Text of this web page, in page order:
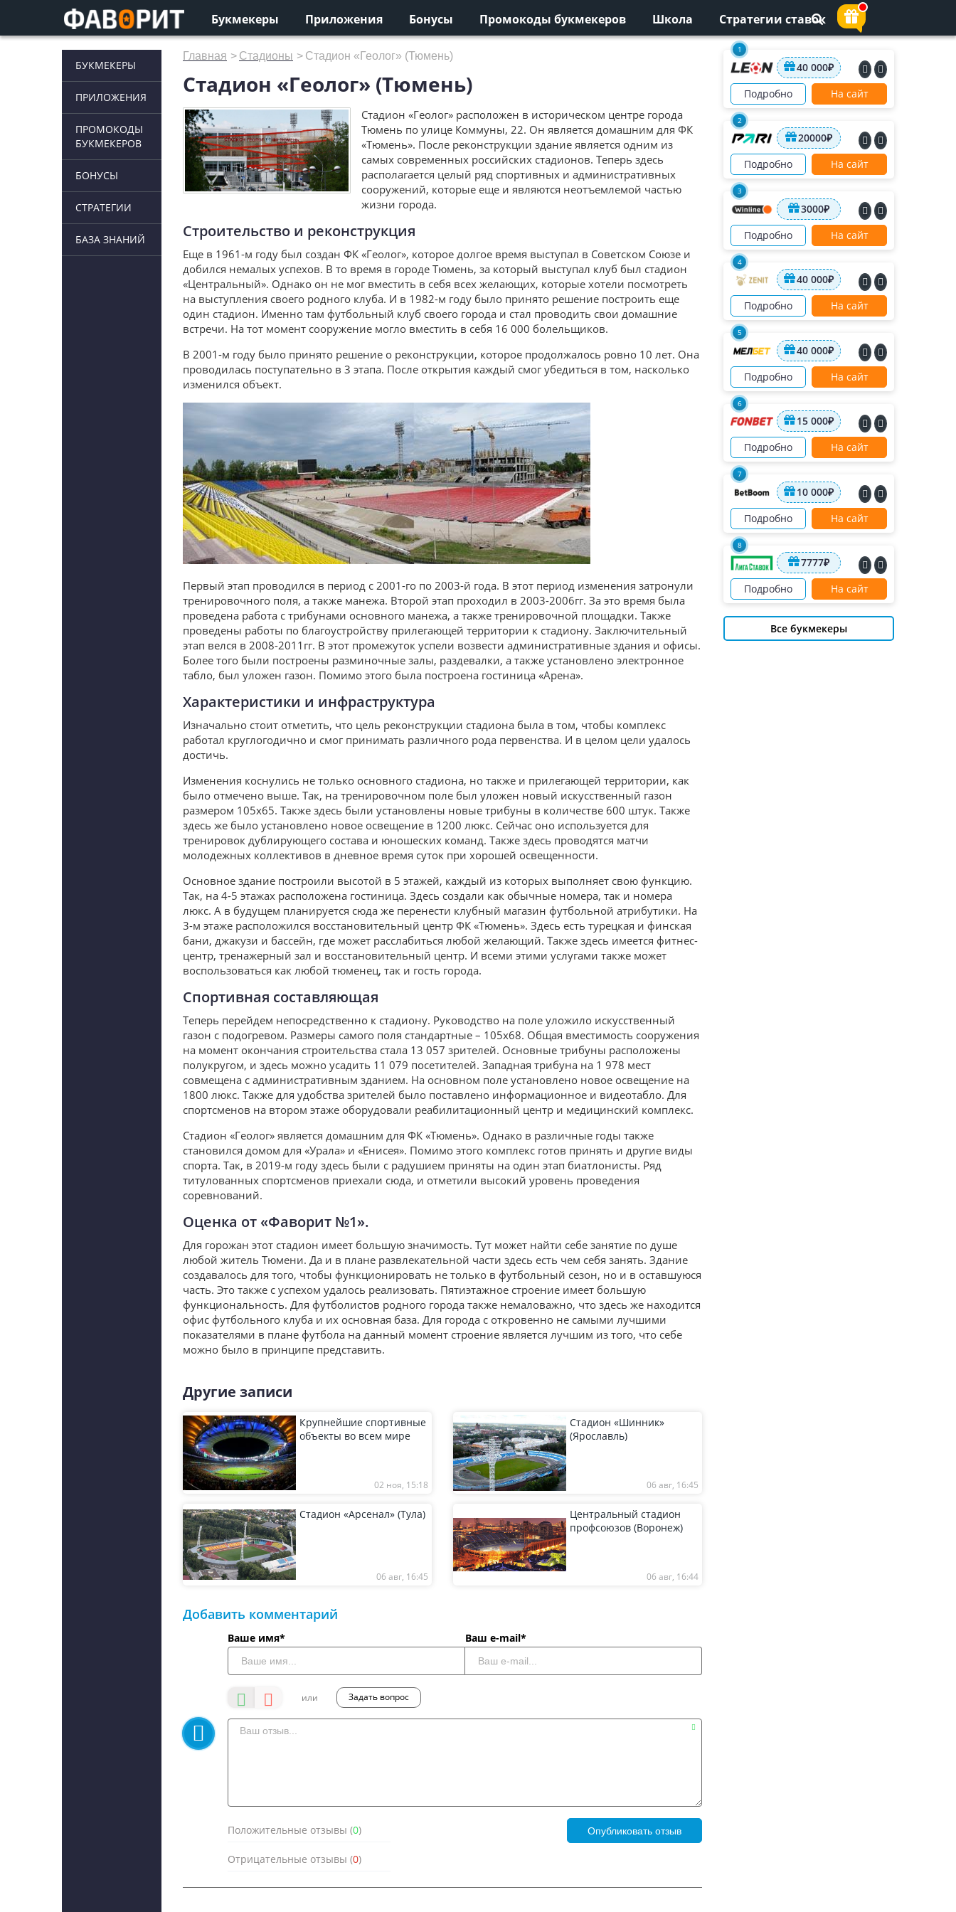
Букмекеры Приложения Бонусы Промокоды букмекеров Школа Стратегии ставок
БУКМЕКЕРЫ
ПРИЛОЖЕНИЯ
ПРОМОКОДЫ
БУКМЕКЕРОВ
БОНУСЫ
СТРАТЕГИИ
БАЗА ЗНАНИЙ
Главная > Стадионы > Стадион «Геолог» (Тюмень)
Стадион «Геолог» (Тюмень)
Стадион «Геолог» расположен в историческом центре города
Тюмень по улице Коммуны, 22. Он является домашним для ФК
«Тюмень». После реконструкции здание является одним из
самых современных российских стадионов. Теперь здесь
располагается целый ряд спортивных и административных
сооружений, которые еще и являются неотъемлемой частью
жизни города.
Строительство и реконструкция
Еще в 1961-м году был создан ФК «Геолог», которое долгое время выступал в Советском Союзе и
добился немалых успехов. В то время в городе Тюмень, за который выступал клуб был стадион
«Центральный». Однако он не мог вместить в себя всех желающих, которые хотели посмотреть
на выступления своего родного клуба. И в 1982-м году было принято решение построить еще
один стадион. Именно там футбольный клуб своего города и стал проводить свои домашние
встречи. На тот момент сооружение могло вместить в себя 16 000 болельщиков.
В 2001-м году было принято решение о реконструкции, которое продолжалось ровно 10 лет. Она
проводилась поступательно в 3 этапа. После открытия каждый смог убедиться в том, насколько
изменился объект.
Первый этап проводился в период с 2001-го по 2003-й года. В этот период изменения затронули
тренировочного поля, а также манежа. Второй этап проходил в 2003-2006гг. За это время была
проведена работа с трибунами основного манежа, а также тренировочной площадки. Также
проведены работы по благоустройству прилегающей территории к стадиону. Заключительный
этап велся в 2008-2011гг. В этот промежуток успели возвести административные здания и офисы.
Более того были построены разминочные залы, раздевалки, а также установлено электронное
табло, был уложен газон. Помимо этого была построена гостиница «Арена».
Характеристики и инфраструктура
Изначально стоит отметить, что цель реконструкции стадиона была в том, чтобы комплекс
работал круглогодично и смог принимать различного рода первенства. И в целом цели удалось
достичь.
Изменения коснулись не только основного стадиона, но также и прилегающей территории, как
было отмечено выше. Так, на тренировочном поле был уложен новый искусственный газон
размером 105х65. Также здесь были установлены новые трибуны в количестве 600 штук. Также
здесь же было установлено новое освещение в 1200 люкс. Сейчас оно используется для
тренировок дублирующего состава и юношеских команд. Также здесь проводятся матчи
молодежных коллективов в дневное время суток при хорошей освещенности.
Основное здание построили высотой в 5 этажей, каждый из которых выполняет свою функцию.
Так, на 4-5 этажах расположена гостиница. Здесь создали как обычные номера, так и номера
люкс. А в будущем планируется сюда же перенести клубный магазин футбольной атрибутики. На
3-м этаже расположился восстановительный центр ФК «Тюмень». Здесь есть турецкая и финская
бани, джакузи и бассейн, где может расслабиться любой желающий. Также здесь имеется фитнес-
центр, тренажерный зал и восстановительный центр. И всеми этими услугами также может
воспользоваться как любой тюменец, так и гость города.
Спортивная составляющая
Теперь перейдем непосредственно к стадиону. Руководство на поле уложило искусственный
газон с подогревом. Размеры самого поля стандартные – 105х68. Общая вместимость сооружения
на момент окончания строительства стала 13 057 зрителей. Основные трибуны расположены
полукругом, и здесь можно усадить 11 079 посетителей. Западная трибуна на 1 978 мест
совмещена с административным зданием. На основном поле установлено новое освещение на
1800 люкс. Также для удобства зрителей было поставлено информационное и видеотабло. Для
спортсменов на втором этаже оборудовали реабилитационный центр и медицинский комплекс.
Стадион «Геолог» является домашним для ФК «Тюмень». Однако в различные годы также
становился домом для «Урала» и «Енисея». Помимо этого комплекс готов принять и другие виды
спорта. Так, в 2019-м году здесь были с радушием приняты на один этап биатлонисты. Ряд
титулованных спортсменов приехали сюда, и отметили высокий уровень проведения
соревнований.
Оценка от «Фаворит №1».
Для горожан этот стадион имеет большую значимость. Тут может найти себе занятие по душе
любой житель Тюмени. Да и в плане развлекательной части здесь есть чем себя занять. Здание
создавалось для того, чтобы функционировать не только в футбольный сезон, но и в оставшуюся
часть. Это также с успехом удалось реализовать. Пятиэтажное строение имеет большую
функциональность. Для футболистов родного города также немаловажно, что здесь же находится
офис футбольного клуба и их основная база. Для города с откровенно не самыми лучшими
показателями в плане футбола на данный момент строение является лучшим из того, что себе
можно было в принципе представить.
Другие записи
Крупнейшие спортивные
объекты во всем мире
02 ноя, 15:18
Стадион «Шинник»
(Ярославль)
06 авг, 16:45
Стадион «Арсенал» (Тула)
06 авг, 16:45
Центральный стадион
профсоюзов (Воронеж)
06 авг, 16:44
Добавить комментарий
Ваше имя* Ваш e-mail*
Задать вопрос
Положительные отзывы (0)
Отрицательные отзывы (0)
1
40 000₽
Подробно
На сайт
2
20000₽
Подробно
На сайт
3
3000₽
Подробно
На сайт
4
40 000₽
Подробно
На сайт
5
40 000₽
Подробно
На сайт
6
15 000₽
Подробно
На сайт
7
10 000₽
Подробно
На сайт
8
7777₽
Подробно
На сайт
Все букмекеры